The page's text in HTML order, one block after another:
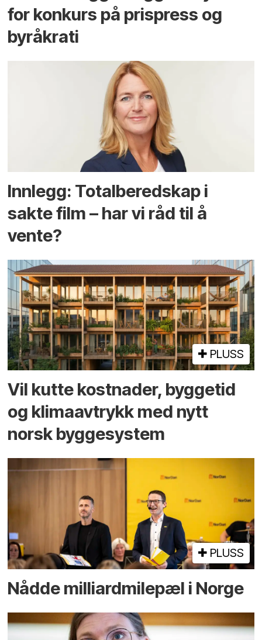
for konkurs på prispress og
byråkrati
Innlegg: Totalberedskap i
sakte film – har vi råd til å
vente?
PLUSS
Vil kutte kostnader, byggetid
og klima­avtrykk med nytt
norsk bygge­system
PLUSS
Nådde milliard­­milepæl i Norge